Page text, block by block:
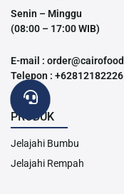
Senin – Minggu
(08:00 – 17:00 WIB)
E-mail :
Telepon :
PRODUK
Jelajahi Bumbu
Jelajahi Rempah